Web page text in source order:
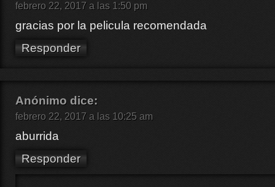
febrero 22, 2017 a las 1:50 pm
gracias por la pelicula recomendada
Responder
Anónimo dice:
febrero 22, 2017 a las 10:25 am
aburrida
Responder